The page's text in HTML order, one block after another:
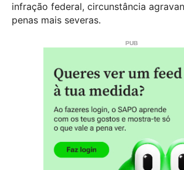
infração federal, circunstância
penas mais severas.